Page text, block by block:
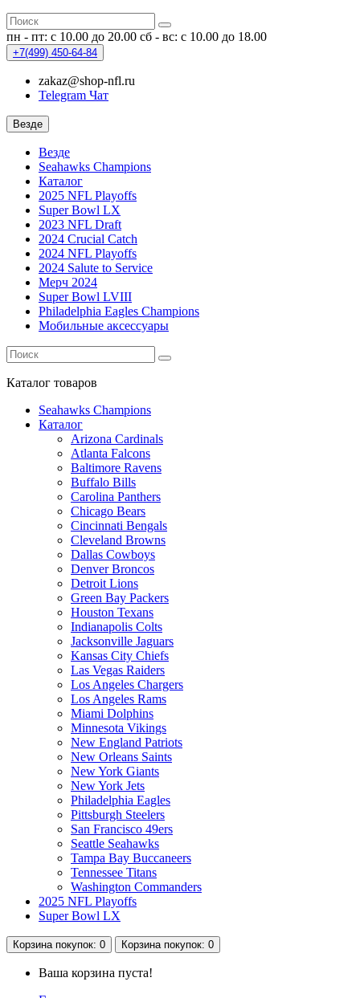
пн - пт: с 10.00 до 20.00 сб - вс: с 10.00 до 18.00
+7(499) 450-64-84
zakaz@shop-nfl.ru
Telegram Чат
Везде
Везде
Seahawks Champions
Каталог
2025 NFL Playoffs
Super Bowl LX
2023 NFL Draft
2024 Crucial Catch
2024 NFL Playoffs
2024 Salute to Service
Мерч 2024
Super Bowl LVIII
Philadelphia Eagles Champions
Мобильные аксессуары
Каталог товаров
Seahawks Champions
Каталог
Arizona Cardinals
Atlanta Falcons
Baltimore Ravens
Buffalo Bills
Carolina Panthers
Chicago Bears
Cincinnati Bengals
Cleveland Browns
Dallas Cowboys
Denver Broncos
Detroit Lions
Green Bay Packers
Houston Texans
Indianapolis Colts
Jacksonville Jaguars
Kansas City Chiefs
Las Vegas Raiders
Los Angeles Chargers
Los Angeles Rams
Miami Dolphins
Minnesota Vikings
New England Patriots
New Orleans Saints
New York Giants
New York Jets
Philadelphia Eagles
Pittsburgh Steelers
San Francisco 49ers
Seattle Seahawks
Tampa Bay Buccaneers
Tennessee Titans
Washington Commanders
2025 NFL Playoffs
Super Bowl LX
Корзина покупок: 0 Корзина покупок: 0
Ваша корзина пуста!